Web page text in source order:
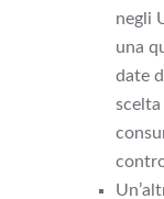
negli
una
date